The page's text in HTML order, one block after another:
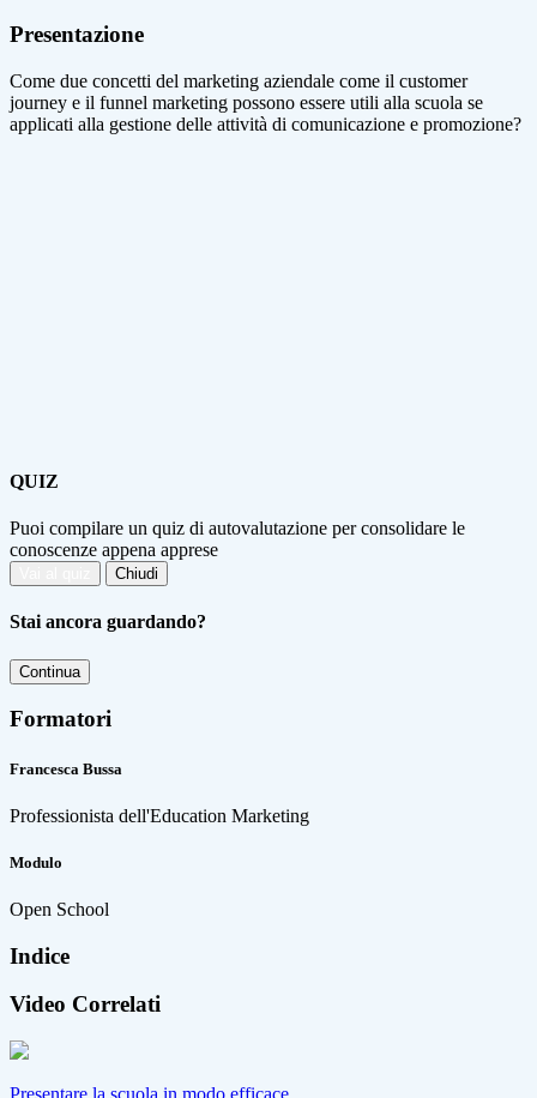
Presentazione
Come due concetti del marketing aziendale come il customer
journey e il funnel marketing possono essere utili alla scuola se
applicati alla gestione delle attività di comunicazione e promozione?
QUIZ
Puoi compilare un quiz di autovalutazione per consolidare le
conoscenze appena apprese
Chiudi
Stai ancora guardando?
Continua
Formatori
Francesca Bussa
Professionista dell'Education Marketing
Modulo
Open School
Indice
Video Correlati